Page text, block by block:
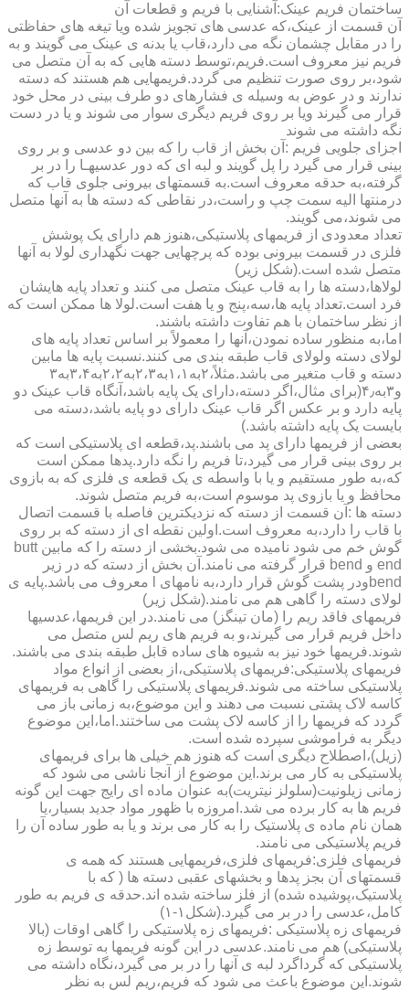
ساختمان فریم عینک:آشنایی با فریم و قطعات آن
آن قسمت از عینک،که عدسی های تجویز شده ویا تیغه های حفاظتی
را در مقابل چشمان نگه می دارد،قاب یا بدنه ی عینک می گویند و به
فریم نیز معروف است.فریم،توسط دسته هایی که به آن متصل می
شود،بر روی صورت تنظیم می گردد.فریمهایی هم هستند که دسته
ندارند و در عوض به وسیله ی فشارهای دو طرف بینی در محل خود
قرار می گیرند ویا بر روی فریم دیگری سوار می شوند و یا در دست
نگه داشته می شوند
اجزای جلویی فریم :آن بخش از قاب را که بین دو عدسی و بر روی
بینی قرار می گیرد را پل گویند و لبه ای که دور عدسیهـا را در بر
گرفته،به حدقه معروف است.به قسمتهای بیرونی جلوی قاب که
درمنتها الیه سمت چپ و راست،در نقاطی که دسته ها به آنها متصل
می شوند،می گویند.
تعداد معدودی از فریمهای پلاستیکی،هنوز هم دارای یک پوشش
فلزی در قسمت بیرونی بوده که پرچهایی جهت نگهداری لولا به آنها
متصل شده است.(شکل زیر)
لولاها،دسته ها را به قاب عینک متصل می کنند و تعداد پایه هایشان
فرد است.تعداد پایه ها،سه،پنج و یا هفت است.لولا ها ممکن است که
از نظر ساختمان با هم تفاوت داشته باشند.
اما،به منظور ساده نمودن،آنها را معمولاً بر اساس تعداد پایه های
لولای دسته ولولای قاب طبقه بندی می کنند.نسبت پایه ها مابین
دسته و قاب متغیر می باشد.مثلاً،۲به۱،۱به۲،۳به۲،۲به۳،۴به۳
و۳به۴٫(برای مثال،اگر دسته،دارای یک پایه باشد،آنگاه قاب عینک دو
پایه دارد و بر عکس اگر قاب عینک دارای دو پایه باشد،دسته می
بایست یک پایه داشته باشد.)
بعضی از فریمها دارای پد می باشند.پد،قطعه ای پلاستیکی است که
بر روی بینی قرار می گیرد،تا فریم را نگه دارد.پدها ممکن است
که،به طور مستقیم و یا با واسطه ی یک قطعه ی فلزی که به بازوی
محافظ و یا بازوی پد موسوم است،به فریم متصل شوند.
دسته ها :آن قسمت از دسته که نزدیکترین فاصله با قسمت اتصال
با قاب را دارد،به معروف است.اولین نقطه ای از دسته که بر روی
گوش خم می شود نامیده می شود.بخشی از دسته را که مابین butt
end و bend قرار گرفته می نامند.آن بخش از دسته که در زیر
bendودر پشت گوش قرار دارد،به نامهای l معروف می باشد.پایه ی
لولای دسته را گاهی هم می نامند.(شکل زیر)
فریمهای فاقد ریم را (مان تینگز) می نامند.در این فریمها،عدسیها
داخل فریم قرار می گیرند،و به فریم های ریم لس متصل می
شوند.فریمها خود نیز به شیوه های ساده قابل طبقه بندی می باشند.
فریمهای پلاستیکی:فریمهای پلاستیکی،از بعضی از انواع مواد
پلاستیکی ساخته می شوند.فریمهای پلاستیکی را گاهی به فریمهای
کاسه لاک پشتی نسبت می دهند و این موضوع،به زمانی باز می
گردد که فریمها را از کاسه لاک پشت می ساختند.اما،این موضوع
دیگر به فراموشی سپرده شده است.
(زیل)،اصطلاح دیگری است که هنوز هم خیلی ها برای فریمهای
پلاستیکی به کار می برند.این موضوع از آنجا ناشی می شود که
زمانی زیلونیت(سلولز نیتریت)به عنوان ماده ای رایج جهت این گونه
فریم ها به کار برده می شد.امروزه با ظهور مواد جدید بسیار،یا
همان نام ماده ی پلاستیک را به کار می برند و یا به طور ساده آن را
فریم پلاستیکی می نامند.
فریمهای فلزی:فریمهای فلزی،فریمهایی هستند که همه ی
قسمتهای آن بجز پدها و بخشهای عقبی دسته ها ( که با
پلاستیک،پوشیده شده) از فلز ساخته شده اند.حدقه ی فریم به طور
کامل،عدسی را در بر می گیرد.(شکل۱-۱)
فریمهای زه پلاستیکی :فریمهای زه پلاستیکی را گاهی اوقات (بالا
پلاستیکی) هم می نامند.عدسی در این گونه فریمها به توسط زه
پلاستیکی که گرداگرد لبه ی آنها را در بر می گیرد،نگاه داشته می
شوند.این موضوع باعث می شود که فریم،ریم لس به نظر